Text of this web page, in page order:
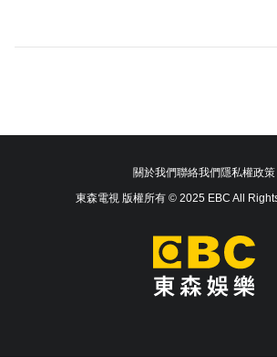
關於我們聯絡我們隱私權政策
東森電視 版權所有 © 2025 EBC All